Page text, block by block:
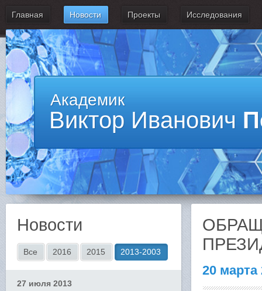
Главная Новости Проекты Исследования
Академик
Виктор Иванович
Новости
Все 2016 2015 2013-2003
27 июля 2013
20 марта